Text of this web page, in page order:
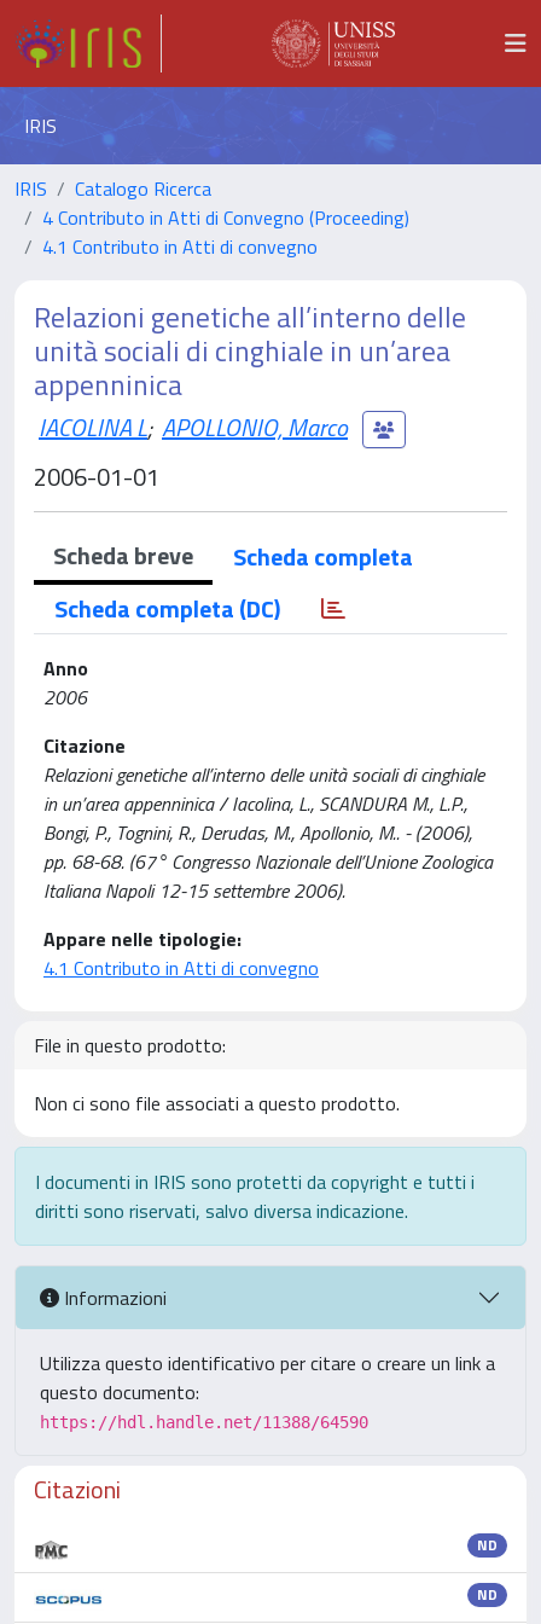
IRIS
IRIS
Catalogo Ricerca
4 Contributo in Atti di Convegno (Proceeding)
4.1 Contributo in Atti di convegno
Relazioni genetiche all’interno delle
unità sociali di cinghiale in un’area
appenninica
IACOLINA L; APOLLONIO, Marco
2006-01-01
Scheda breve
Scheda completa
Scheda completa (DC)
Anno
2006
Citazione
Relazioni genetiche all’interno delle unità sociali di cinghiale
in un’area appenninica / Iacolina, L., SCANDURA M., L.P.,
Bongi, P., Tognini, R., Derudas, M., Apollonio, M.. - (2006),
pp. 68-68. (67° Congresso Nazionale dell’Unione Zoologica
Italiana Napoli 12-15 settembre 2006).
Appare nelle tipologie:
4.1 Contributo in Atti di convegno
File in questo prodotto:
Non ci sono file associati a questo prodotto.
I documenti in IRIS sono protetti da copyright e tutti i
diritti sono riservati, salvo diversa indicazione.
Informazioni
Utilizza questo identificativo per citare o creare un link a
questo documento:
https://hdl.handle.net/11388/64590
Citazioni
ND
ND